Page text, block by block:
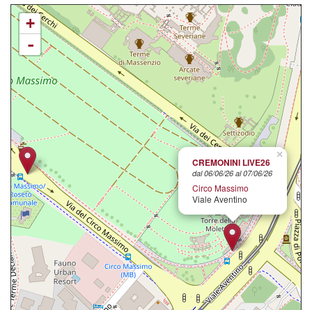
×
CREMONINI LIVE26
dal 06/06/26 al 07/06/26
Circo Massimo
Viale Aventino
+
-